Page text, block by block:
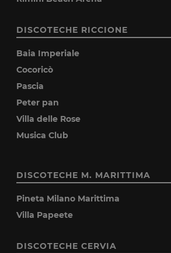
DISCOTECHE RICCIONE
Baia Imperiale
Cocoricò
Pascia
Peter pan
Villa delle Rose
Musica Club
DISCOTECHE M. MARITTIMA
Pineta Milano Marittima
Villa Papeete
DISCOTECHE CERVIA